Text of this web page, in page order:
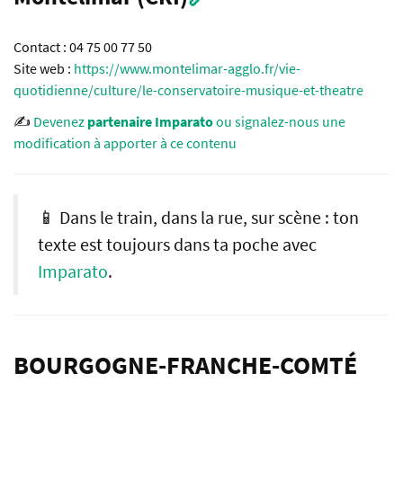
Contact : 04 75 00 77 50
Site web : https://www.montelimar-agglo.fr/vie-
quotidienne/culture/le-conservatoire-musique-et-theatre
✍️ Devenez partenaire Imparatoou signalez-nous une
modification à apporter à ce contenu
📱 Dans le train, dans la rue, sur scène : ton
texte est toujours dans ta poche avec
Imparato.
BOURGOGNE-FRANCHE-COMTÉ